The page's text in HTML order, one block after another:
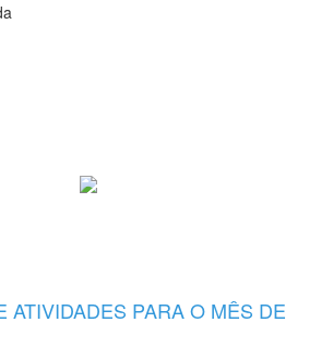
ATIVIDADES PARA O MÊS DE